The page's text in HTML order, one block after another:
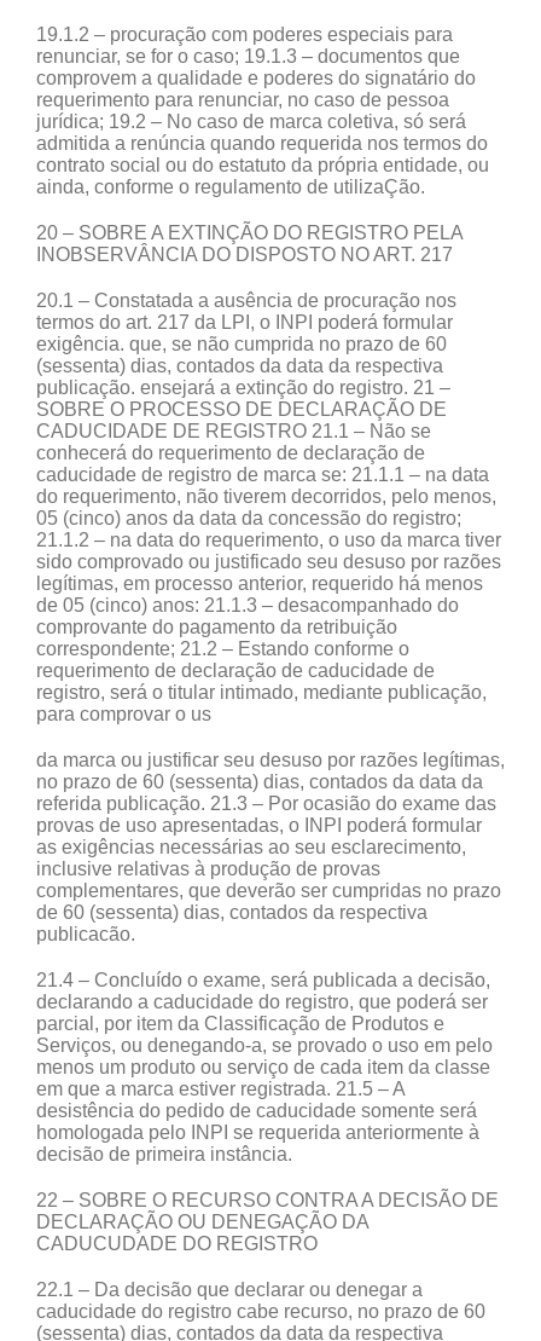
19.1.2 – procuração com poderes especiais para
renunciar, se for o caso; 19.1.3 – documentos que
comprovem a qualidade e poderes do signatário do
requerimento para renunciar, no caso de pessoa
jurídica; 19.2 – No caso de marca coletiva, só será
admitida a renúncia quando requerida nos termos do
contrato social ou do estatuto da própria entidade, ou
ainda, conforme o regulamento de utilizaÇão.
20 – SOBRE A EXTINÇÃO DO REGISTRO PELA
INOBSERVÂNCIA DO DISPOSTO NO ART. 217
20.1 – Constatada a ausência de procuração nos
termos do art. 217 da LPI, o INPI poderá formular
exigência. que, se não cumprida no prazo de 60
(sessenta) dias, contados da data da respectiva
publicação. ensejará a extinção do registro. 21 –
SOBRE O PROCESSO DE DECLARAÇÃO DE
CADUCIDADE DE REGISTRO 21.1 – Não se
conhecerá do requerimento de declaração de
caducidade de registro de marca se: 21.1.1 – na data
do requerimento, não tiverem decorridos, pelo menos,
05 (cinco) anos da data da concessão do registro;
21.1.2 – na data do requerimento, o uso da marca tiver
sido comprovado ou justificado seu desuso por razões
legítimas, em processo anterior, requerido há menos
de 05 (cinco) anos: 21.1.3 – desacompanhado do
comprovante do pagamento da retribuição
correspondente; 21.2 – Estando conforme o
requerimento de declaração de caducidade de
registro, será o titular intimado, mediante publicação,
para comprovar o us
da marca ou justificar seu desuso por razões legítimas,
no prazo de 60 (sessenta) dias, contados da data da
referida publicação. 21.3 – Por ocasião do exame das
provas de uso apresentadas, o INPI poderá formular
as exigências necessárias ao seu esclarecimento,
inclusive relativas à produção de provas
complementares, que deverão ser cumpridas no prazo
de 60 (sessenta) dias, contados da respectiva
publicacão.
21.4 – Concluído o exame, será publicada a decisão,
declarando a caducidade do registro, que poderá ser
parcial, por item da Classificação de Produtos e
Serviços, ou denegando-a, se provado o uso em pelo
menos um produto ou serviço de cada item da classe
em que a marca estiver registrada. 21.5 – A
desistência do pedido de caducidade somente será
homologada pelo INPI se requerida anteriormente à
decisão de primeira instância.
22 – SOBRE O RECURSO CONTRA A DECISÃO DE
DECLARAÇÃO OU DENEGAÇÃO DA
CADUCUDADE DO REGISTRO
22.1 – Da decisão que declarar ou denegar a
caducidade do registro cabe recurso, no prazo de 60
(sessenta) dias, contados da data da respectiva